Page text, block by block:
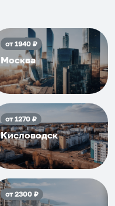
от1940₽
Москва
от1270₽
Кисловодск
от2300₽